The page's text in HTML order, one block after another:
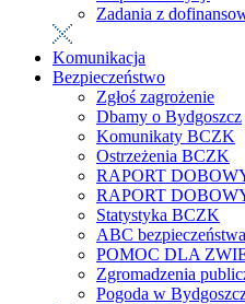
Zadania z
Komunikacja
Bezpieczeństwo
Zgłoś zagrożenie
Dbamy o Bydgoszcz
Komunikaty BCZK
Ostrzeżenia BCZK
RAPORT
RAPORT
Statystyka BCZK
ABC bezpieczeństwa
POMOC DLA
Zgromadzenia
Pogoda w